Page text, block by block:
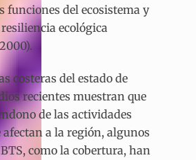
funciones del ecosistema y
ecológica
costeras del estado de
recientes muestran que
de las actividades
afectan a la región, algunos
como la cobertura, han